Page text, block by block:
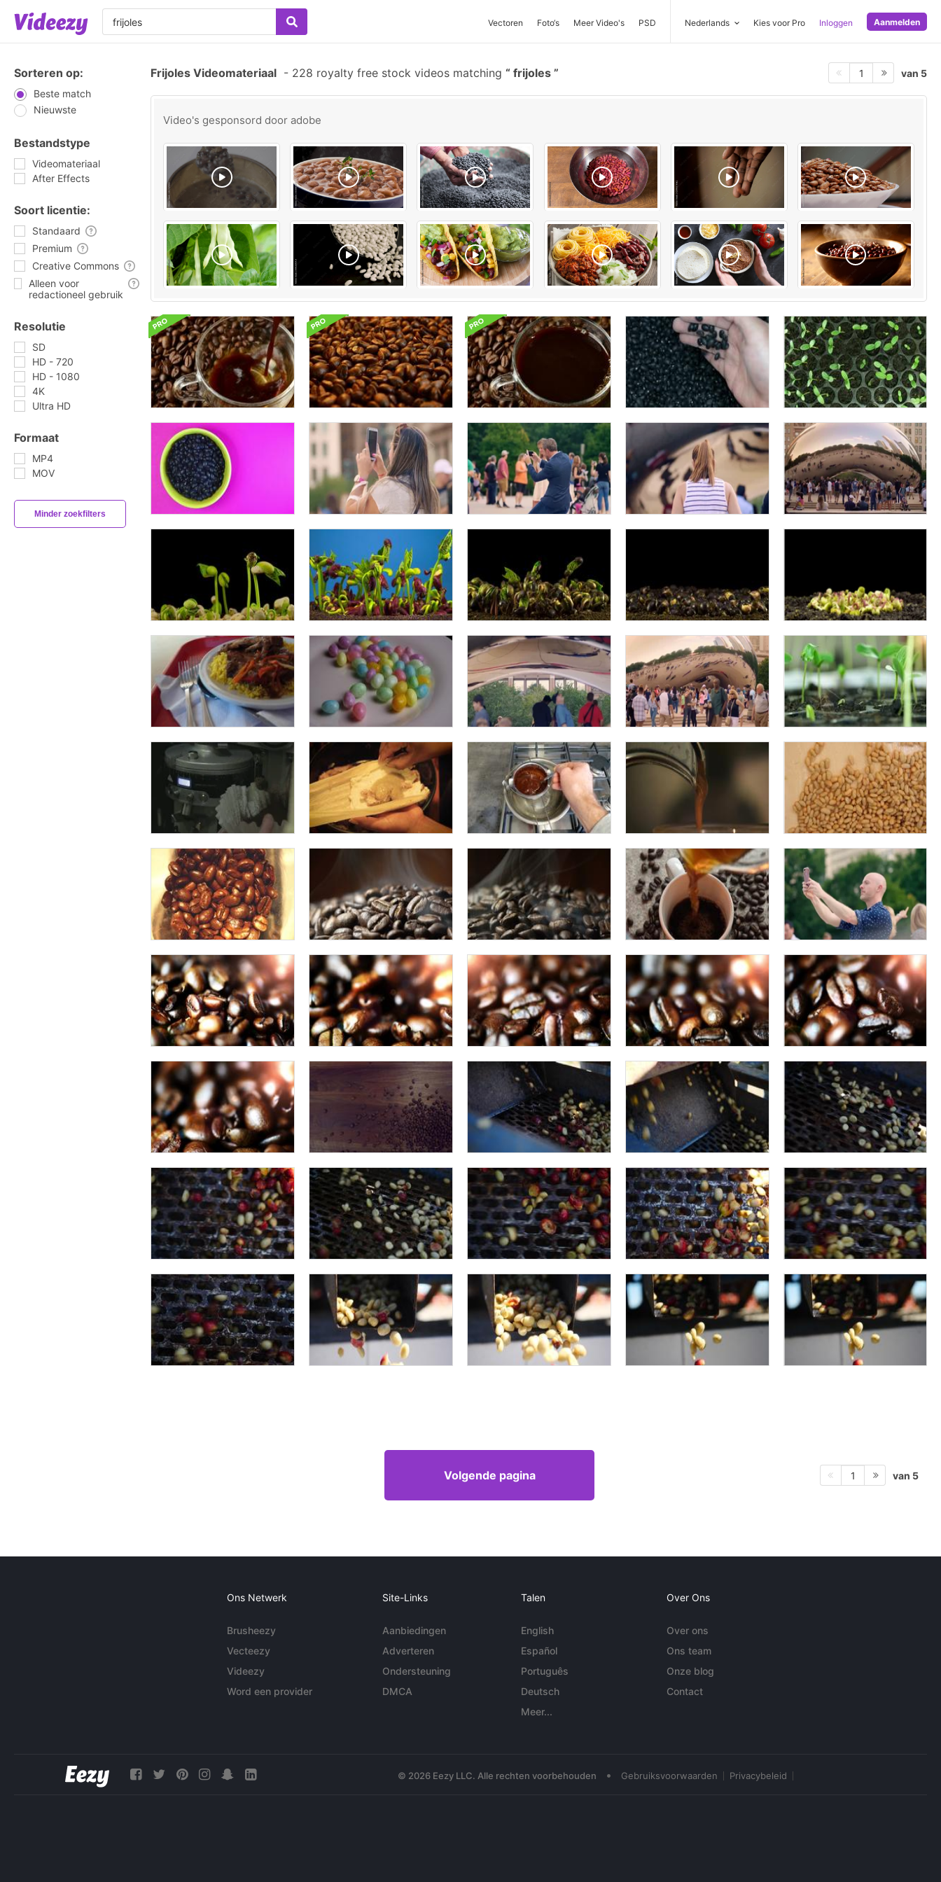
Vectoren Foto‘s Meer Video's PSD Nederlands Kies voor Pro Inloggen Aanmelden
Sorteren op:
Beste match
Nieuwste
Bestandstype
Videomateriaal
After Effects
Soort licentie:
Standaard
Premium
Creative Commons
Alleen voor
redactioneel gebruik
Resolutie
SD
HD - 720
HD - 1080
4K
Ultra HD
Formaat
MP4
MOV
Minder zoekfilters
Frijoles Videomateriaal - 228 royalty free stock videos matching frijoles 1 van 5
Video's gesponsord door adobe
Volgende pagina 1 van 5
Ons Netwerk
Brusheezy
Vecteezy
Videezy
Word een provider
Site-Links
Aanbiedingen
Adverteren
Ondersteuning
DMCA
Talen
English
Español
Português
Deutsch
Meer...
Over Ons
Over ons
Ons team
Onze blog
Contact
© 2026 Eezy LLC. Alle rechten voorbehouden • Gebruiksvoorwaarden Privacybeleid